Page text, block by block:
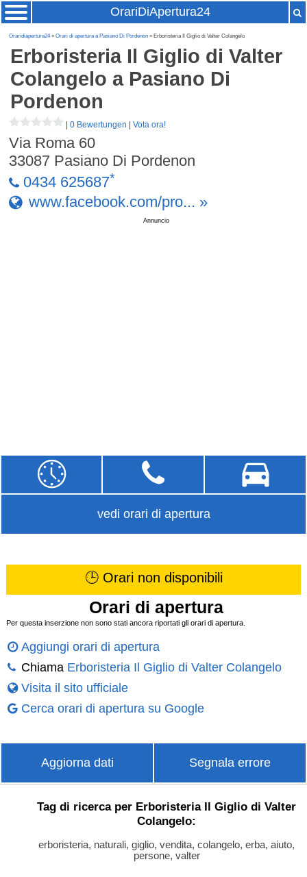
OrariDiApertura24
Oraridiapertura24»Orari di apertura a Pasiano Di Pordenon » Erboristeria Il Giglio di Valter Colangelo
Erboristeria Il Giglio di Valter
Colangelo a Pasiano Di
Pordenon
|0 Bewertungen |Vota ora!
Via Roma 60
33087 Pasiano Di Pordenon
0434 625687*
www.facebook.com/pro... »
Annuncio
vedi orari di apertura
🕒 Orari non disponibili
Orari di apertura
Per questa inserzione non sono stati ancora riportati gli orari di apertura.
Aggiungi orari di apertura
Chiama Erboristeria Il Giglio di Valter Colangelo
Visita il sito ufficiale
Cerca orari di apertura su Google
Aggiorna dati Segnala errore
Tag di ricerca per Erboristeria Il Giglio di Valter
Colangelo:
erboristeria, naturali, giglio, vendita, colangelo, erba, aiuto,
persone, valter